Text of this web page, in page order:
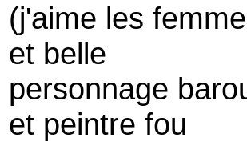
(j'aime les
et belle
personnage
et peintre fou